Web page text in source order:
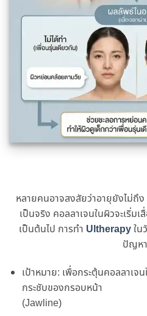
หลายคนอาจสงสัยว่าอายุยังไม่ถึ
เป็นจริง คอลลาเจนในผิวจะเริ่
เป็นต้นไป การทํา Ultherapyใน
ปัญห
เป้าหมาย: เพื่อกระตุ้นคอลลาเจ
กระชับของกรอบหน้า
(Jawline)